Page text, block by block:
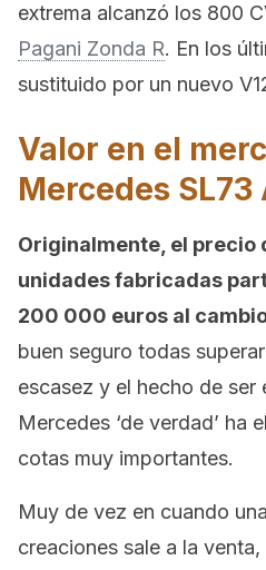
extrema alcanzó los 800
Pagani Zonda R. En los
sustituido por un nuevo
Valor en el
Mercedes SL73
Originalmente, el precio
unidades fabricadas
200 000 euros al
buen seguro todas
escasez y el hecho de ser
Mercedes ‘de verdad’ ha
cotas muy importantes.
Muy de vez en cuando
creaciones sale a la venta,